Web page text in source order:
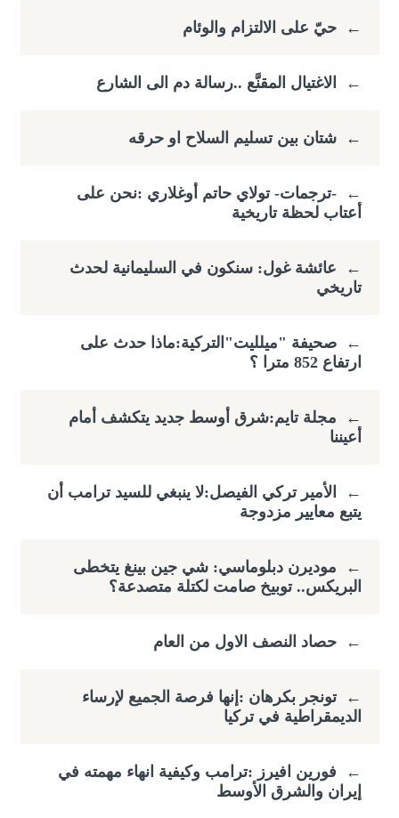
← حيّ على الالتزام والوئام
← الاغتيال المقنَّع ..رسالة دم الى الشارع
← شتان بين تسليم السلاح او حرقه
←
-ترجمات- تولاي حاتم أوغلاري :​نحن على
أعتاب لحظة تاريخية
←
عائشة غول: سنكون في السليمانية لحدث
تاريخي
←
صحيفة "ميلليت"التركية:ماذا حدث على
ارتفاع ​852 مترا ؟
←
مجلة تايم:شرق أوسط جديد يتكشف أمام
أعيننا
←
الأمير تركي الفيصل:لا ينبغي للسيد ترامب أن
يتبع معايير مزدوجة
←
موديرن دبلوماسي: شي جين بينغ يتخطى
البريكس.. توبيخ صامت لكتلة متصدعة؟
← حصاد النصف الاول من العام
← تونجر بكرهان :إنها فرصة الجميع لإرساء
الديمقراطية في تركيا
←
فورين افيرز :ترامب وكيفية انهاء مهمته في
إيران والشرق الأوسط